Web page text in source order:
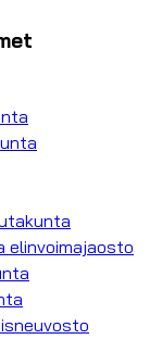
elinvoimajaosto